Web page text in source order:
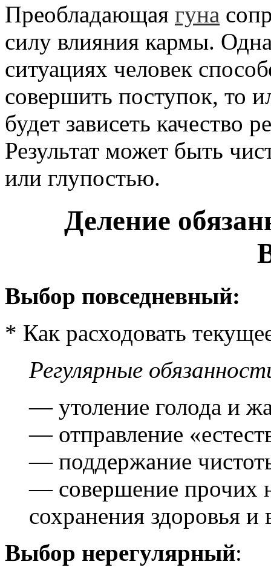
Преобладающая гуна
силу влияния кармы.
ситуациях человек
совершить поступок, то
будет зависеть качество
Результат может быть
или глупостью.
Деление
Выбор повседневный:
* Как расходовать
Регулярные
— утоление голода и
— отправление
— поддержание
— совершение прочих
сохранения здоровья
Выбор нерегулярный: